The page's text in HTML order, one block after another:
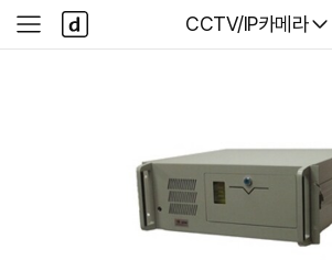
다나와
CCTV/IP카메라
사
이
다
나
와